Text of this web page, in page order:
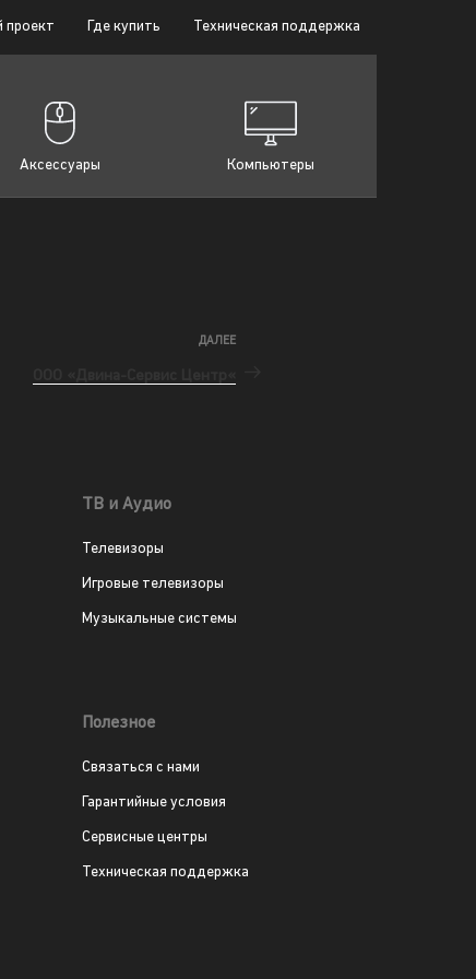
проект Где купить Техническая поддержка
Аксессуары Компьютеры
ДАЛЕЕ
ТВ и Аудио
Телевизоры
Игровые телевизоры
Музыкальные системы
Полезное
Связаться с нами
Гарантийные условия
Сервисные центры
Техническая поддержка